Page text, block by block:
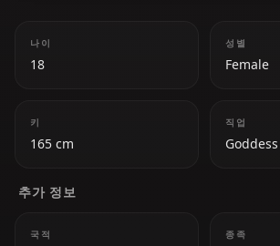
나이
18
성별
Female
키
165 cm
직업
추가 정보
국적 종족